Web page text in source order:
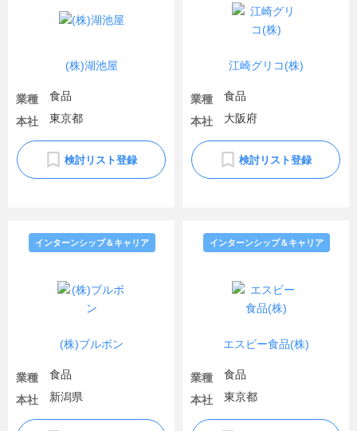
(株)湖池屋
業種
食品
本社
東京都
検討リスト登録
江崎グリコ(株)
業種
食品
本社
大阪府
検討リスト登録
(株)ブルボン
インターンシップ＆キャリア
業種
食品
本社
新潟県
エスビー食品(株)
インターンシップ＆キャリア
業種
食品
本社
東京都